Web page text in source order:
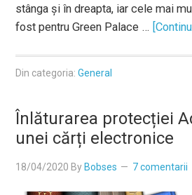
stânga și în dreapta, iar cele mai
fost pentru Green Palace …
Din categoria:General
Înlăturarea protecției
unei cărți electronice
18/04/2020 By Bobses 7 comentarii